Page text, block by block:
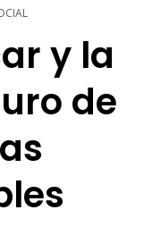
y la
de